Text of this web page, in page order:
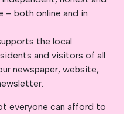
– both online and in
the local
and visitors of all
newspaper, website,
everyone can afford to